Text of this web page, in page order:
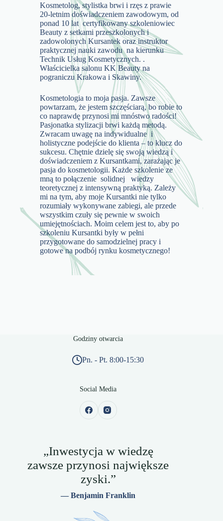
Kosmetolog, stylistka brwi i rzęs z prawie
20-letnim doświadczeniem zawodowym, od
ponad 10 lat certyfikowany szkoleniowiec
Beauty z setkami przeszkolonych i
zadowolonych Kursantek oraz instruktor
praktycznej nauki zawodu na kierunku
Technik Usług Kosmetycznych. .
Właścicielka salonu KK Beauty na
pograniczu Krakowa i Skawiny.
Kosmetologia to moja pasja. Zawsze
powtarzam, że jestem szczęściarą, bo robie to
co naprawdę przynosi mi mnóstwo radości!
Pasjonatka stylizacji brwi każdą metodą.
Zwracam uwagę na indywidualne i
holistyczne podejście do klienta – to klucz do
sukcesu. Chętnie dzielę się swoją wiedzą i
doświadczeniem z Kursantkami, zarażając je
pasja do kosmetologii. Każde szkolenie ze
mną to połączenie solidnej wiedzy
teoretycznej z intensywną praktyką. Zależy
mi na tym, aby moje Kursantki nie tylko
rozumiały wykonywane zabiegi, ale przede
wszystkim czuły się pewnie w swoich
umiejętnościach. Moim celem jest to, aby po
szkoleniu Kursantki były w pełni
przygotowane do samodzielnej pracy i
gotowe na podbój rynku kosmetycznego!
Godziny otwarcia
Pn. - Pt. 8:00-15:30
Social Media
„Inwestycja w wiedzę
zawsze przynosi największe
zyski.”
— Benjamin Franklin